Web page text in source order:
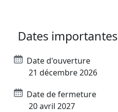
Dates importantes
Date d'ouverture
21 décembre 2026
Date de fermeture
20 avril 2027